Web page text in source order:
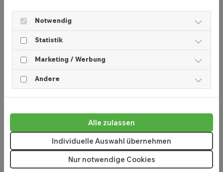
Google zu steigen.
Technische SEO richtet sich hingegen eher an die
Struktur einer Seite. Sind die URLs deiner Seite alle
mehr als 10 Wörter. Ist die Userführung gut genug,
um Menschen lange auf der Seite zu halten? Auch
gute Verweildauern belohnt Google. Gibt es 404-
müssen entfernt oder nachgearbeitet werden, da
Suchmaschinen fehlerhafte Seiten nicht mögen.
Auch ein SSL-Zertifikat gehört zur technischen
SEO-Optimierung – das Sicherheitszertifikat
steigert die Vertrauenswürdigkeit deiner Seite.
Notwendig
Statistik
Marketing / Werbung
Andere
Nur notwendige Cookies
Individuelle Auswahl übernehmen
Alle zulassen